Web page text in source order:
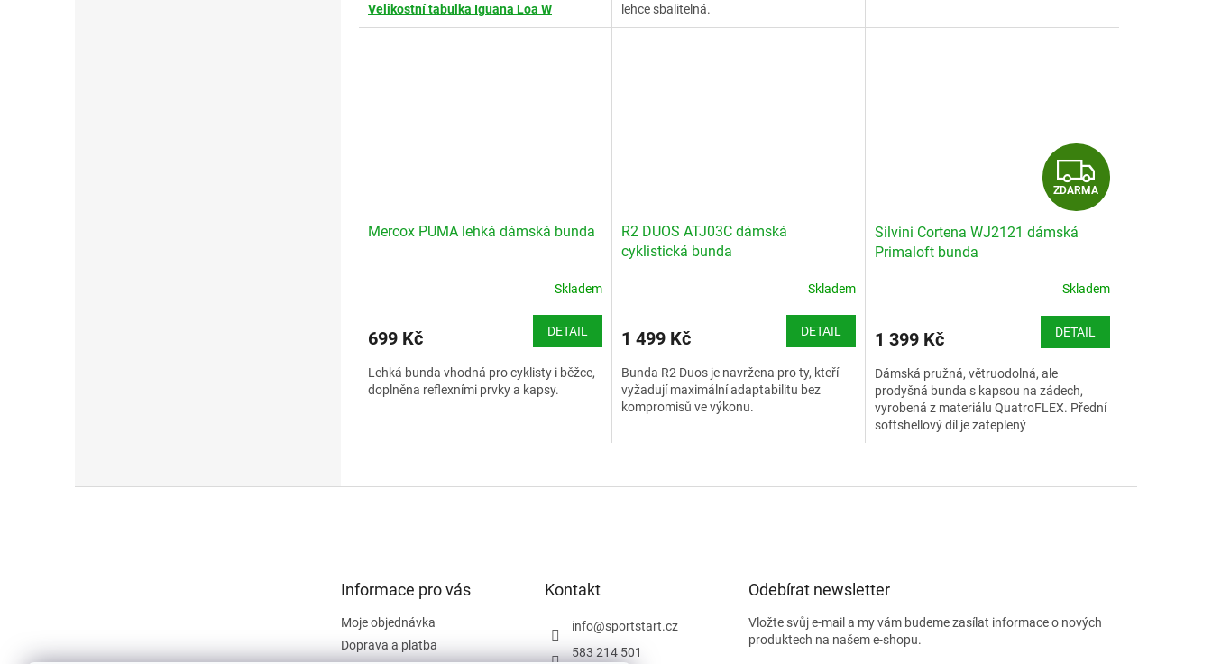
Velikostní tabulka Iguana Loa W
lehce sbalitelná.
Mercox PUMA lehká dámská bunda
Skladem
699 Kč DETAIL
Lehká bunda vhodná pro cyklisty i běžce,
doplněna reflexními prvky a kapsy.
R2 DUOS ATJ03C dámská
cyklistická bunda
Skladem
1 499 Kč DETAIL
Bunda R2 Duos je navržena pro ty, kteří
vyžadují maximální adaptabilitu bez
kompromisů ve výkonu.
Z
D
R
M
A
ZDARMA
Silvini Cortena WJ2121 dámská
Primaloft bunda
Skladem
1 399 Kč DETAIL
Dámská pružná, větruodolná, ale
prodyšná bunda s kapsou na zádech,
vyrobená z materiálu QuatroFLEX. Přední
softshellový díl je zateplený
v
Informace pro vás
Moje objednávka
Doprava a platba
Kontakt
info@sportstart.cz
583 214 501
Odebírat newsletter
Vložte svůj e-mail a my vám budeme zasílat informace o nových
produktech na našem e-shopu.